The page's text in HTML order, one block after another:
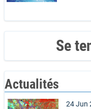
Se
Actualités
24 Jun